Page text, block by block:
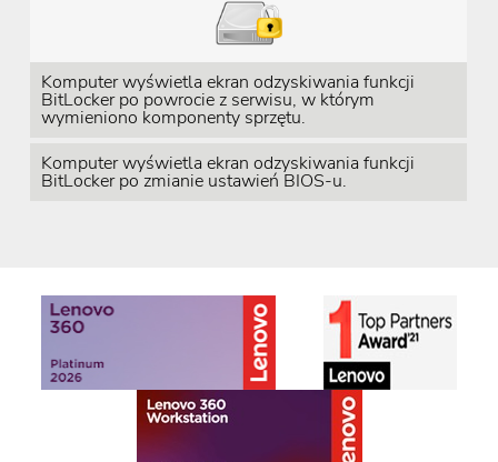
Komputer wyświetla ekran odzyskiwania funkcji
BitLocker po powrocie z serwisu, w którym
wymieniono komponenty sprzętu.
Komputer wyświetla ekran odzyskiwania funkcji
BitLocker po zmianie ustawień BIOS-u.